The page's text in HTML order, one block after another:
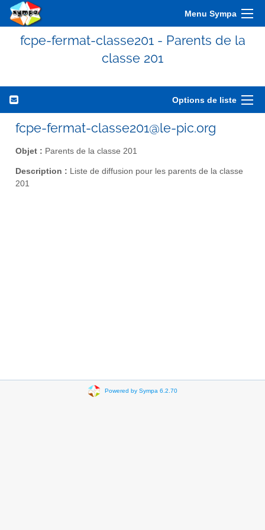
Menu Sympa
fcpe-fermat-classe201 - Parents de la
classe 201
Options de liste
fcpe-fermat-classe201@le-pic.org
Objet : Parents de la classe 201
Description : Liste de diffusion pour les parents de la classe
201
Powered by Sympa 6.2.70